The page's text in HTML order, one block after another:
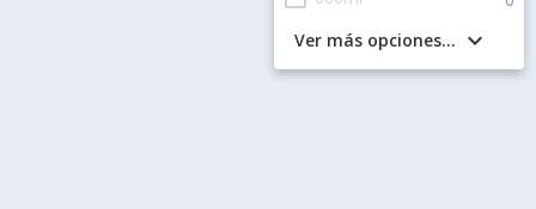
keyboard_arrow_down
Ver más opciones...